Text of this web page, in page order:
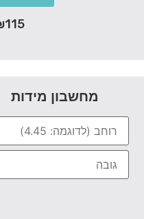
₪115 מטר רבוע
מחשבון מידות